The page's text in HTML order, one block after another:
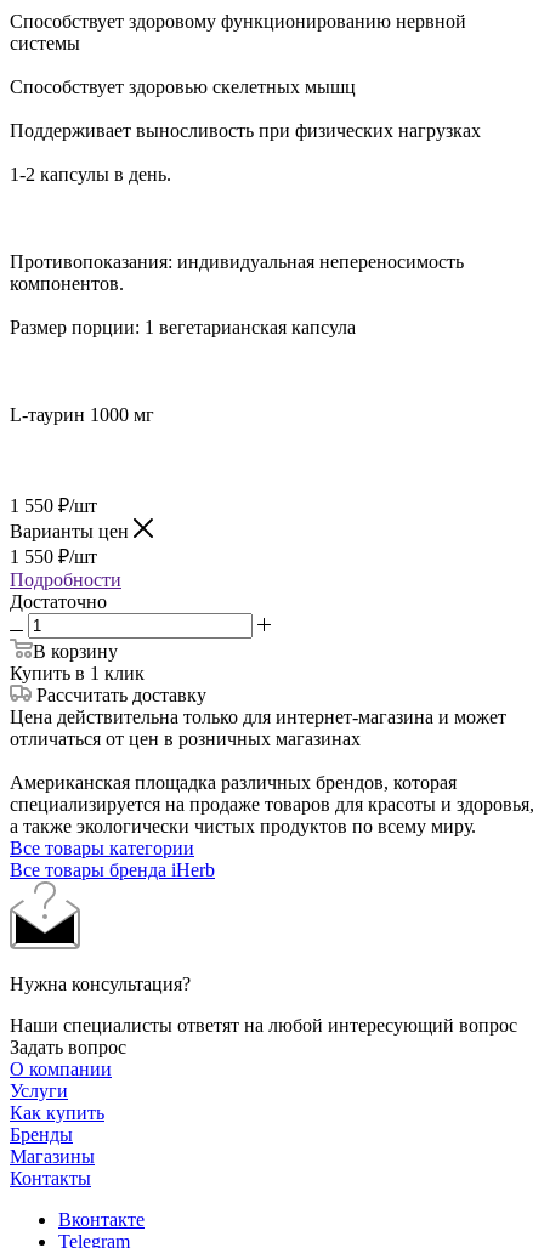
Способствует здоровому функционированию нервной
системы
Способствует здоровью скелетных мышц
Поддерживает выносливость при физических нагрузках
1-2 капсулы в день.
Противопоказания: индивидуальная непереносимость
компонентов.
Размер порции: 1 вегетарианская капсула
L-таурин 1000 мг
1 550 ₽/шт
Варианты цен
1 550 ₽/шт
Подробности
Достаточно
В корзину
Купить в 1 клик
Рассчитать доставку
Цена действительна только для интернет-магазина и может
отличаться от цен в розничных магазинах
Американская площадка различных брендов, которая
специализируется на продаже товаров для красоты и здоровья,
а также экологически чистых продуктов по всему миру.
Все товары категории
Все товары бренда iHerb
Нужна консультация?
Наши специалисты ответят на любой интересующий вопрос
Задать вопрос
О компании
Услуги
Как купить
Бренды
Магазины
Контакты
Вконтакте
Telegram